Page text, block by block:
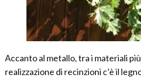
Accanto al metallo, tra i materiali
realizzazione di recinzioni c’è il